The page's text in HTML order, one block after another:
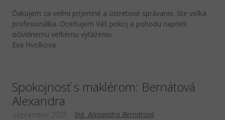
Ďakujem za veľmi príjemné a ústretové správanie. Ste veľká
profesionálka. Oceňujem Váš pokoj a pohodu napriek
očividnemu veľkému vyťaženiu.
Eva Hvolkova
Spokojnosť s maklérom: Bernátová
Alexandra
Ing. Alexandra Bernátová
september 2025